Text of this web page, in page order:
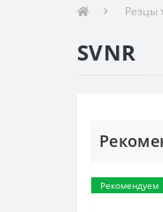
Резцы
SVNR
Рекомендуем